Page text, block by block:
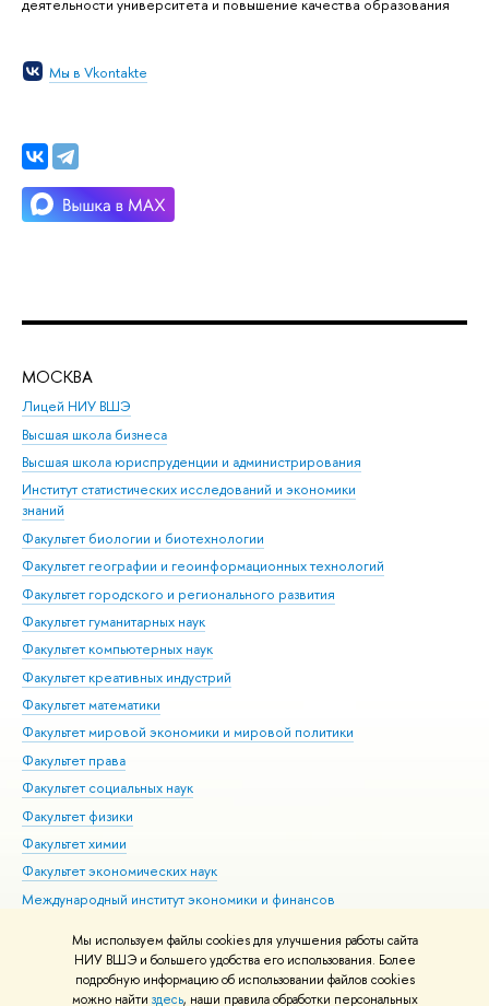
Мы используем файлы cookies для улучшения работы сайта
НИУ ВШЭ и большего удобства его использования. Более
подробную информацию об использовании файлов cookies
можно найти здесь, наши правила обработки персональных
деятельности университета и повышение качества образования
Мы в Vkontakte
МОСКВА
Лицей НИУ ВШЭ
Высшая школа бизнеса
Высшая школа юриспруденции и администрирования
Институт статистических исследований и экономики
знаний
Факультет биологии и биотехнологии
Факультет географии и геоинформационных технологий
Факультет городского и регионального развития
Факультет гуманитарных наук
Факультет компьютерных наук
Факультет креативных индустрий
Факультет математики
Факультет мировой экономики и мировой политики
Факультет права
Факультет социальных наук
Факультет физики
Факультет химии
Факультет экономических наук
Международный институт экономики и финансов
Тихонова